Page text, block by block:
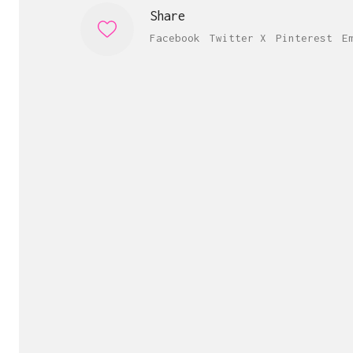
Share
Facebook Twitter X Pinterest